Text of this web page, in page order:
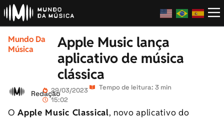
Mundo Da
Música
Apple Music lança
aplicativo de música
clássica
Redação29/03/2023
15:02
Tempo de leitura: 3 min
OApple Music Classical, novo aplicativo do